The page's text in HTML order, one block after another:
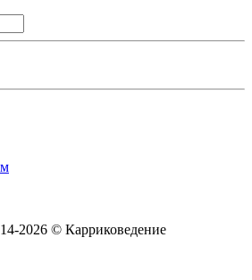
2026 © Карриковедение